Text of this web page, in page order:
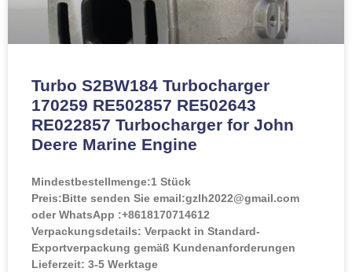
Turbo S2BW184 Turbocharger
170259 RE502857 RE502643
RE022857 Turbocharger for John
Deere Marine Engine
Mindestbestellmenge:1 Stück
Preis:Bitte senden Sie email:gzlh2022@gmail.com
oder WhatsApp :+8618170714612
Verpackungsdetails: Verpackt in Standard-
Exportverpackung gemäß Kundenanforderungen
Lieferzeit: 3-5 Werktage